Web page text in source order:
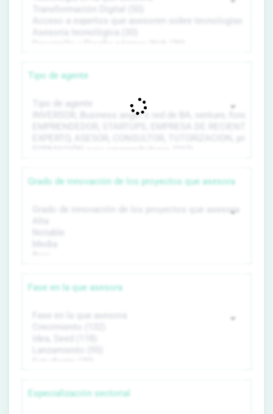
Tipo de agente
Grado de innovación de los proyectos que asesora
Fase en la que asesora
Especialización sectorial